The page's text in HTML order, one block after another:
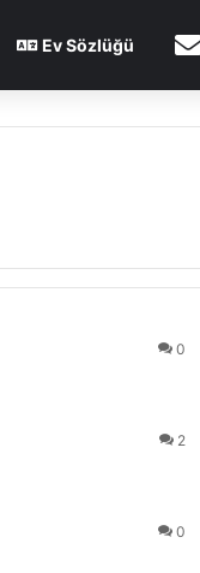
Ev Sözlüğü
0
2
0